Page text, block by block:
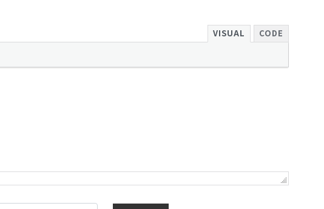
VISUAL CODE